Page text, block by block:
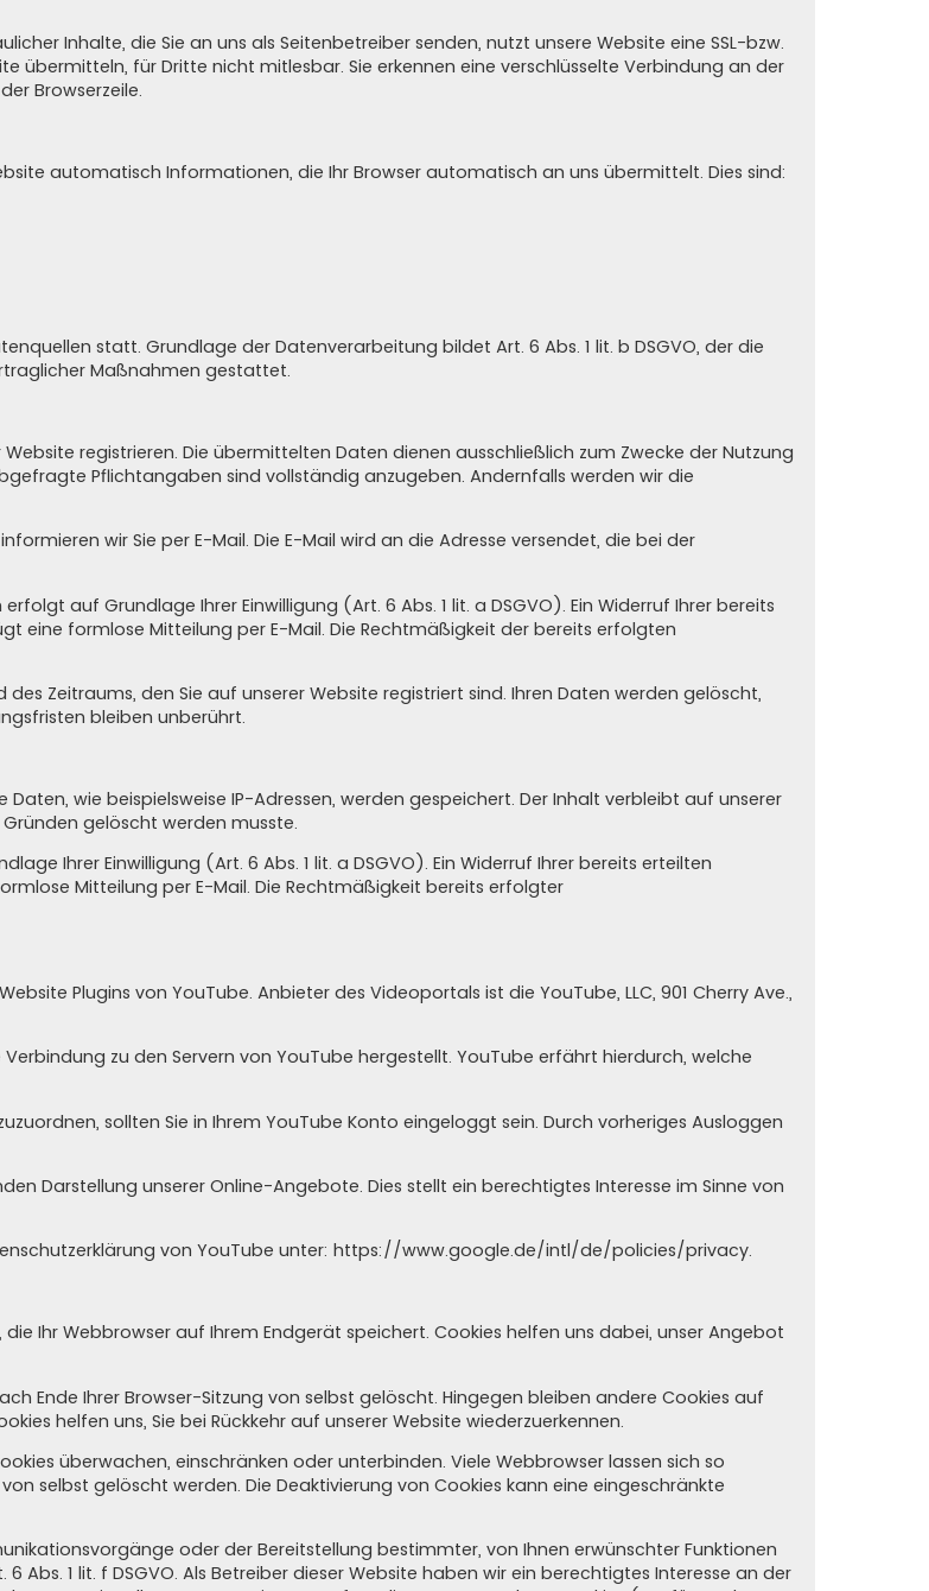
Inhalte, die Sie an uns als Seitenbetreiber senden, nutzt unsere Website eine SSL-bzw.
übermitteln, für Dritte nicht mitlesbar. Sie erkennen eine verschlüsselte Verbindung an der
Browserzeile.
automatisch Informationen, die Ihr Browser automatisch an uns übermittelt. Dies sind:
statt. Grundlage der Datenverarbeitung bildet Art. 6 Abs. 1 lit. b DSGVO, der die
Maßnahmen gestattet.
registrieren. Die übermittelten Daten dienen ausschließlich zum Zwecke der Nutzung
Pflichtangaben sind vollständig anzugeben. Andernfalls werden wir die
wir Sie per E-Mail. Die E-Mail wird an die Adresse versendet, die bei der
auf Grundlage Ihrer Einwilligung (Art. 6 Abs. 1 lit. a DSGVO). Ein Widerruf Ihrer bereits
eine formlose Mitteilung per E-Mail. Die Rechtmäßigkeit der bereits erfolgten
Zeitraums, den Sie auf unserer Website registriert sind. Ihren Daten werden gelöscht,
bleiben unberührt.
wie beispielsweise IP-Adressen, werden gespeichert. Der Inhalt verbleibt auf unserer
gelöscht werden musste.
Ihrer Einwilligung (Art. 6 Abs. 1 lit. a DSGVO). Ein Widerruf Ihrer bereits erteilten
Mitteilung per E-Mail. Die Rechtmäßigkeit bereits erfolgter
Plugins von YouTube. Anbieter des Videoportals ist die YouTube, LLC, 901 Cherry Ave.,
zu den Servern von YouTube hergestellt. YouTube erfährt hierdurch, welche
sollten Sie in Ihrem YouTube Konto eingeloggt sein. Durch vorheriges Ausloggen
Darstellung unserer Online-Angebote. Dies stellt ein berechtigtes Interesse im Sinne von
von YouTube unter: https://www.google.de/intl/de/policies/privacy.
Ihr Webbrowser auf Ihrem Endgerät speichert. Cookies helfen uns dabei, unser Angebot
Ende Ihrer Browser-Sitzung von selbst gelöscht. Hingegen bleiben andere Cookies auf
helfen uns, Sie bei Rückkehr auf unserer Website wiederzuerkennen.
überwachen, einschränken oder unterbinden. Viele Webbrowser lassen sich so
selbst gelöscht werden. Die Deaktivierung von Cookies kann eine eingeschränkte
oder der Bereitstellung bestimmter, von Ihnen erwünschter Funktionen
1 lit. f DSGVO. Als Betreiber dieser Website haben wir ein berechtigtes Interesse an der